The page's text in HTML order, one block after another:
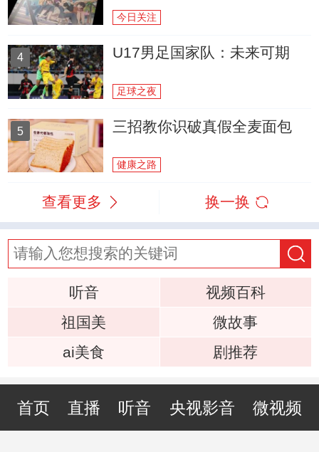
今日关注
4 U17男足国家队：未来可期
足球之夜
5 三招教你识破真假全麦面包
健康之路
查看更多 换一换
听音
视频百科
祖国美
微故事
ai美食
剧推荐
首页 直播 听音 央视影音 微视频